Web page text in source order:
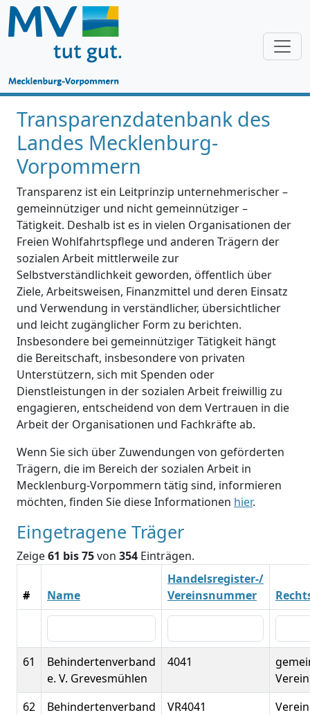
Transparenzdatenbank des
Landes Mecklenburg-
Vorpommern
Transparenz ist ein Leitprinzip unternehmerischer –
gemeinnütziger und nicht gemeinnütziger –
Tätigkeit. Deshalb ist es in vielen Organisationen der
Freien Wohlfahrtspflege und anderen Trägern der
sozialen Arbeit mittlerweile zur
Selbstverständlichkeit geworden, öffentlich über
Ziele, Arbeitsweisen, Finanzmittel und deren Einsatz
und Verwendung in verständlicher, übersichtlicher
und leicht zugänglicher Form zu berichten.
Insbesondere bei gemeinnütziger Tätigkeit hängt
die Bereitschaft, insbesondere von privaten
Unterstützern, sich mit Spenden oder
Dienstleistungen in der sozialen Arbeit freiwillig zu
engagieren, entscheidend von dem Vertrauen in die
Arbeit der Organisationen und Fachkräfte ab.
Wenn Sie sich über Zuwendungen von geförderten
Trägern, die im Bereich der sozialen Arbeit in
Mecklenburg-Vorpommern tätig sind, informieren
möchten, finden Sie diese Informationen hier.
Eingetragene Träger
Zeige61 bis 75von 354 Einträgen.
# Name
Handelsregister-/
Vereinsnummer
61
Behindertenverband
e. V. Grevesmühlen
4041
Verein
62
Behindertenverband
VR4041 Verein